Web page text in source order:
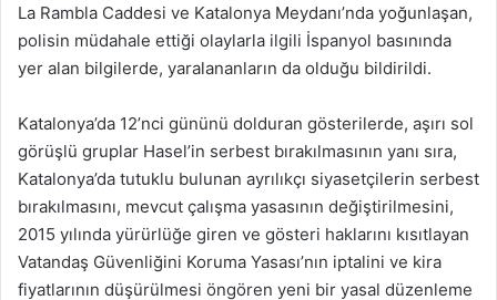
La Rambla Caddesi ve Katalonya Meydanı’nda yoğunlaşan,
polisin müdahale ettiği olaylarla ilgili İspanyol basınında
yer alan bilgilerde, yaralananların da olduğu bildirildi.
Katalonya’da 12’nci gününü dolduran gösterilerde, aşırı sol
görüşlü gruplar Hasel’in serbest bırakılmasının yanı sıra,
Katalonya’da tutuklu bulunan ayrılıkçı siyasetçilerin serbest
bırakılmasını, mevcut çalışma yasasının değiştirilmesini,
2015 yılında yürürlüğe giren ve gösteri haklarını kısıtlayan
Vatandaş Güvenliğini Koruma Yasası’nın iptalini ve kira
fiyatlarının düşürülmesi öngören yeni bir yasal düzenleme